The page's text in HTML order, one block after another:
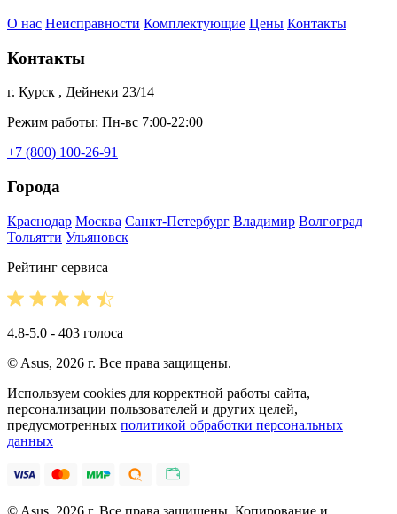
О нас Неисправности Комплектующие Цены Контакты
Контакты
г. Курск , Дейнеки 23/14
Режим работы: Пн-вс 7:00-22:00
+7 (800) 100-26-91
Города
Краснодар Москва Санкт-Петербург Владимир Волгоград
Тольятти Ульяновск
Рейтинг сервиса
4.8-5.0 - 403 голоса
© Asus, 2026 г. Все права защищены.
Используем cookies для корректной работы сайта,
персонализации пользователей и других целей,
предусмотренных политикой обработки персональных
данных
© Asus, 2026 г. Все права защищены. Копирование и